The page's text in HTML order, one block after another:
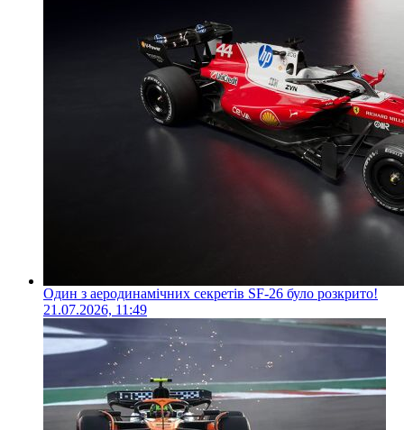
Один з аеродинамічних секретів SF-26 було розкрито!
21.07.2026, 11:49